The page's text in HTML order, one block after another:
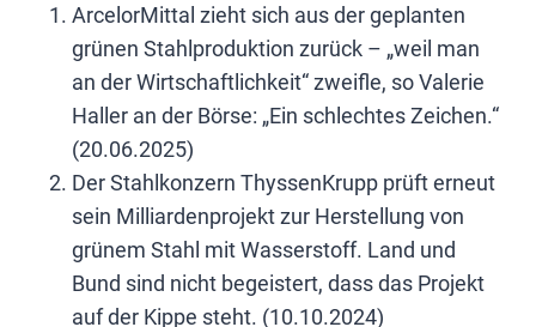
ArcelorMittal zieht sich aus der geplanten
grünen Stahlproduktion zurück – „weil man
an der Wirtschaftlichkeit“ zweifle, so Valerie
Haller an der Börse: „Ein schlechtes Zeichen.“
(20.06.2025)
Der Stahlkonzern ThyssenKrupp prüft erneut
sein Milliardenprojekt zur Herstellung von
grünem Stahl mit Wasserstoff. Land und
Bund sind nicht begeistert, dass das Projekt
auf der Kippe steht. (10.10.2024)